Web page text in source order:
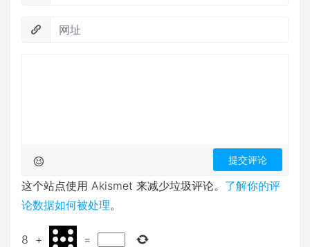
这个站点使用 Akismet 来减少垃圾评论。 了解你的评
论数据如何被处理。
8 + =